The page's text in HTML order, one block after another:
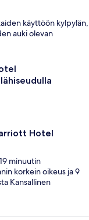
käyttöön kylpylän,
auki olevan
Hotel
minuutin
korkein oikeus ja 9
Kansallinen